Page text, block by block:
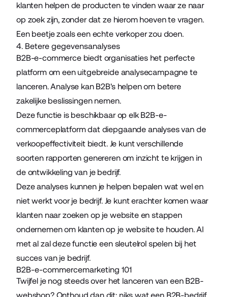
klanten helpen de producten te vinden waar ze naar
op zoek zijn, zonder dat ze hierom hoeven te vragen.
Een beetje zoals een echte verkoper zou doen.
4. Betere gegevensanalyses
B2B-e-commerce biedt organisaties het perfecte
platform om een uitgebreide analysecampagne te
lanceren. Analyse kan B2B's helpen om betere
zakelijke beslissingen nemen.
Deze functie is beschikbaar op elk B2B-e-
commerceplatformdat diepgaande analyses van de
verkoopeffectiviteit biedt. Je kunt verschillende
soorten rapporten genereren om inzicht te krijgen in
de ontwikkeling van je bedrijf.
Deze analyses kunnen je helpen bepalen wat wel en
niet werkt voor je bedrijf. Je kunt erachter komen waar
klanten naar zoeken op je website en stappen
ondernemen om klanten op je website te houden. Al
met al zal deze functie een sleutelrol spelen bij het
succes van je bedrijf.
B2B-e-commercemarketing 101
Twijfel je nog steeds over het lanceren van een B2B-